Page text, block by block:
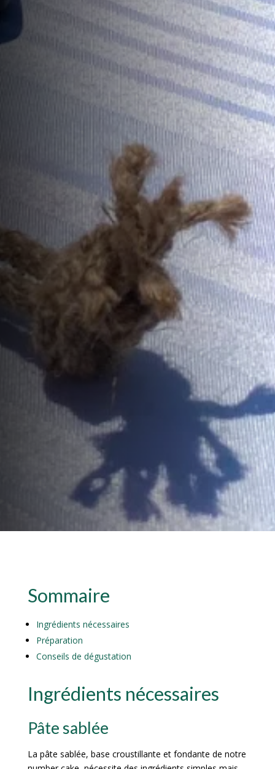
Sommaire
Ingrédients nécessaires
Préparation
Conseils de dégustation
Ingrédients nécessaires
Pâte sablée
La pâte sablée, base croustillante et fondante de notre